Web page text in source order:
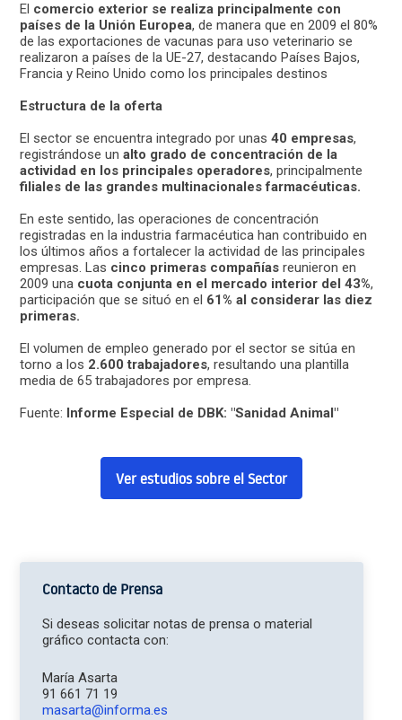
El comercio exterior se realiza principalmente con
países de la Unión Europea, de manera que en 2009 el 80%
de las exportaciones de vacunas para uso veterinario se
realizaron a países de la UE-27, destacando Países Bajos,
Francia y Reino Unido como los principales destinos
Estructura de la oferta
El sector se encuentra integrado por unas40 empresas,
registrándose unalto grado de concentración de la
actividad en los principales operadores, principalmente
filiales de las grandes multinacionales farmacéuticas.
En este sentido, las operaciones de concentración
registradas en la industria farmacéutica han contribuido en
los últimos años a fortalecer la actividad de las principales
empresas. Las cinco primeras compañías reunieron en
2009 una cuota conjunta en el mercado interior del 43%,
participación que se situó en el 61% al considerar las diez
primeras.
El volumen de empleo generado por el sector se sitúa en
torno a los 2.600 trabajadores, resultando una plantilla
media de 65 trabajadores por empresa.
Fuente: Informe Especial de DBK: "Sanidad Animal"
Ver estudios sobre el Sector
Contacto de Prensa
Si deseas solicitar notas de prensa o material
gráfico contacta con:
María Asarta
91 661 71 19
masarta@informa.es